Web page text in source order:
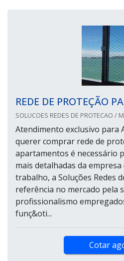
REDE DE PROTEÇÃO
SOLUCOES REDES DE PROTECAO /
Atendimento exclusivo para
querer comprar rede de
apartamentos é necessário
mais detalhadas da
trabalho, a Soluções Redes
referência no mercado pela
profissionalismo
funç&oti...
Cotar